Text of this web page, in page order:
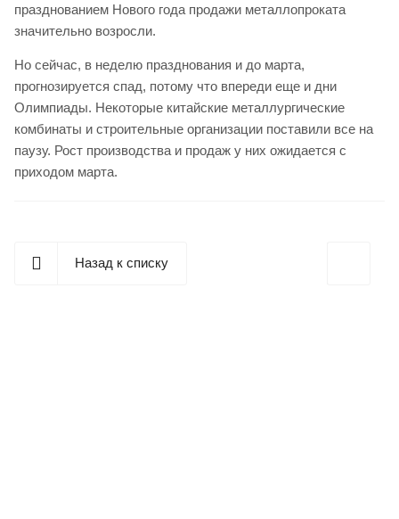
празднованием Нового года продажи металлопроката
значительно возросли.
Но сейчас, в неделю празднования и до марта,
прогнозируется спад, потому что впереди еще и дни
Олимпиады. Некоторые китайские металлургические
комбинаты и строительные организации поставили все на
паузу. Рост производства и продаж у них ожидается с
приходом марта.
Назад к списку